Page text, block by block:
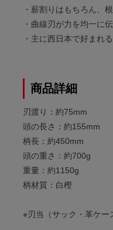
・薪割りはもちろん、
・曲線刃が力を均一に
・主に西日本で好まれる
商品詳細
刃渡り：約75mm
頭の長さ：約155mm
柄長：約450mm
頭の重さ：約700g
重量：約1150g
柄材質：白樫
※刃当（サック・革ケー